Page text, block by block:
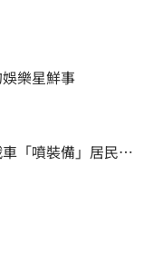
樂星鮮事
「噴裝備」居民撿